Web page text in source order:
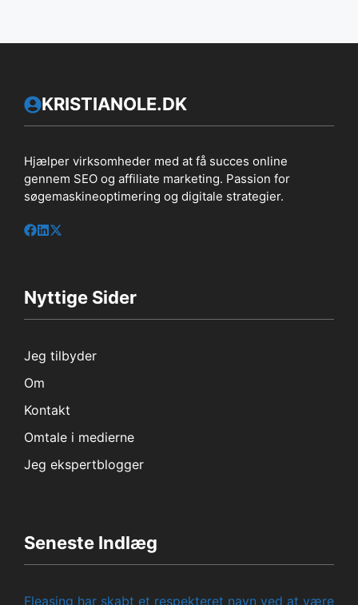
KRISTIANOLE.DK
Hjælper virksomheder med at få succes online
gennem SEO og affiliate marketing. Passion for
søgemaskineoptimering og digitale strategier.
Nyttige Sider
Jeg tilbyder
Om
Kontakt
Omtale i medierne
Jeg ekspertblogger
Seneste Indlæg
Fleasing har skabt et respekteret navn ved at være